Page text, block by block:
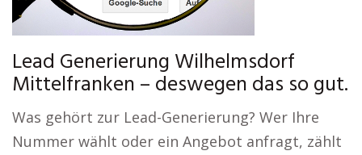
Lead Generierung Wilhelmsdorf
Mittelfranken – deswegen das so gut.
Was gehört zur Lead-Generierung? Wer Ihre
Nummer wählt oder ein Angebot anfragt, zählt